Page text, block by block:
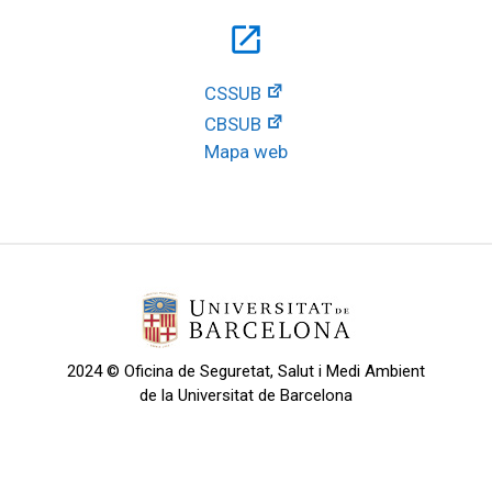
open_in_new
CSSUB
CBSUB
Mapa web
2024 © Oficina de Seguretat, Salut i Medi Ambient
de la Universitat de Barcelona